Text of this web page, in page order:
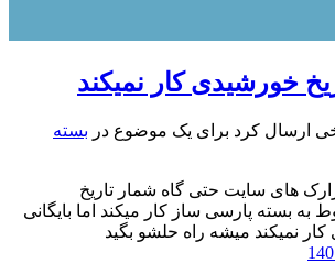
خورشیدی کار نمیکند
ارسال کرد برای یک موضوع در بسته
های سایت حتی گاه شمار تاریخ
به بسته پارسی ساز کار میکند اما بایگانی
نمیکند میشه راه حلشو بگید